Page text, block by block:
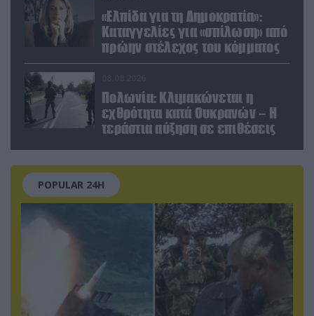
«Ελπίδα για τη Δημοκρατία»:
Καταγγελίες για «σπίλωση» από
πρώην στέλεχος του κόμματος
Πολωνία: Κλιμακώνεται η
εχθρότητα κατά Ουκρανών – Η
τεράστια αύξηση σε επιθέσεις
POPULAR 24H